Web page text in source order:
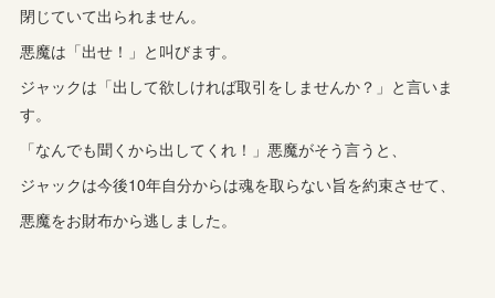
閉じていて出られません。
悪魔は「出せ！」と叫びます。
ジャックは「出して欲しければ取引をしませんか？」と言いま
す。
「なんでも聞くから出してくれ！」悪魔がそう言うと、
ジャックは今後10年自分からは魂を取らない旨を約束させて、
悪魔をお財布から逃しました。